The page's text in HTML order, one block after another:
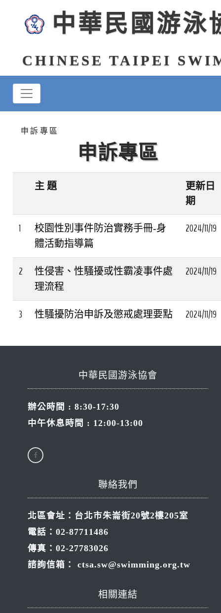
中華民國游泳
CHINESE TAIPEI
申訴專區
申訴專區
主 題
更新日
期
1
校園性別事件防治實務手冊-身
體活動指導篇
2024/11/19
2
性侵害、性騷擾或性霸凌事件處
理流程
2024/11/19
3 性騷擾防治申訴及懲戒處理要點 2024/11/19
中華民國游泳協會
辦公時間 : 8:30-17:30
中午休息時間 : 12:00-13:00
聯絡我們
北區會址：台北市朱崙街20號2樓205室
電話：02-87711486
傳真：02-27783026
諮詢信箱：ctsa.sw@swimming.org.tw
相關連結